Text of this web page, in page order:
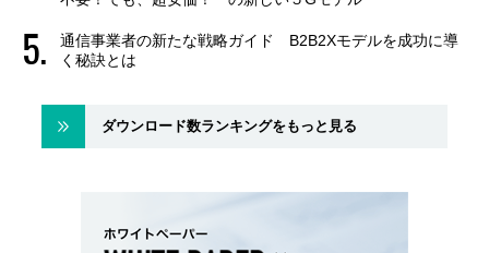
通信事業者の新たな戦略ガイド B2B2Xモデルを成功に導
く秘訣とは
ダウンロード数ランキングをもっと見る